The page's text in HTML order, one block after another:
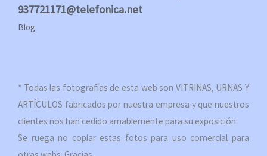
937721171@telefonica.net
Blog
* Todas las fotografías de esta web son VITRINAS, URNAS Y
ARTÍCULOS fabricados por nuestra empresa y que nuestros
clientes nos han cedido amablemente para su exposición.
Se ruega no copiar estas fotos para uso comercial para